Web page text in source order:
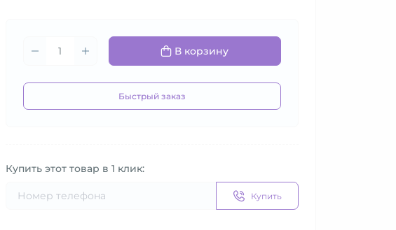
В корзину
Быстрый заказ
Купить этот товар в 1 клик:
Купить